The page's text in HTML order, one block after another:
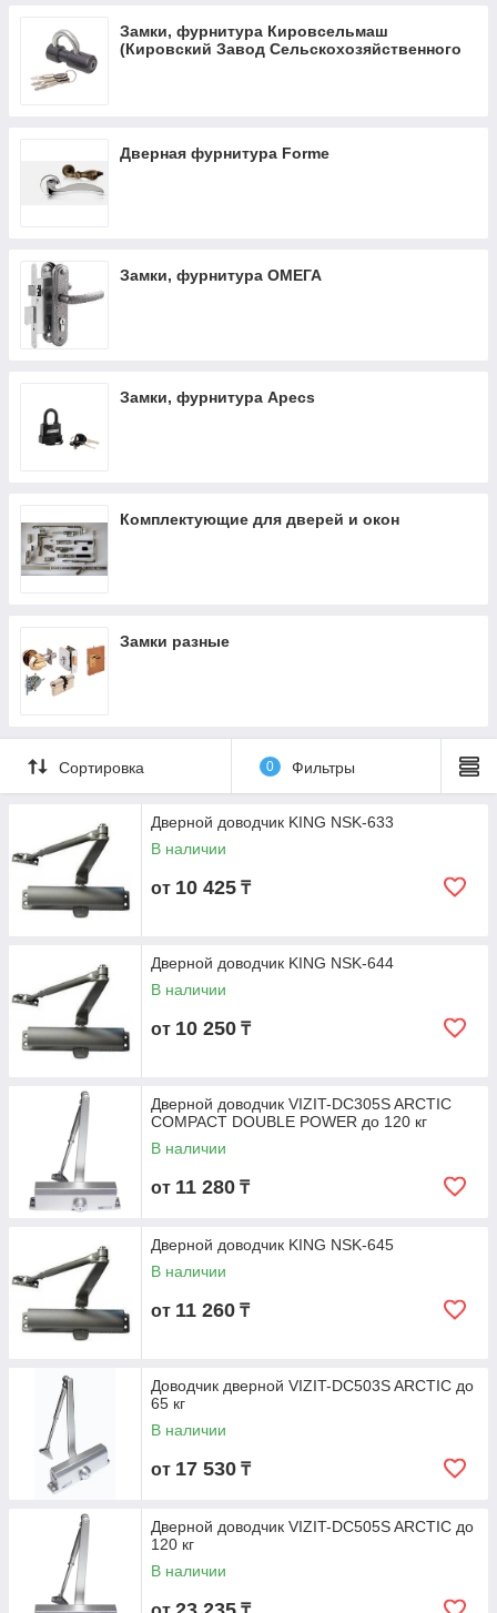
Замки, фурнитура Кировсельмаш
(Кировский Завод Сельскохозяйственного
Дверная фурнитура Forme
Замки, фурнитура ОМЕГА
Замки, фурнитура Apecs
Комплектующие для дверей и окон
Замки разные
Сортировка 0 Фильтры
Дверной доводчик KING NSK-633
В наличии
от 10 425 ₸
Дверной доводчик KING NSK-644
В наличии
от 10 250 ₸
Дверной доводчик VIZIT-DC305S ARCTIC
COMPACT DOUBLE POWER до 120 кг
В наличии
от 11 280 ₸
Дверной доводчик KING NSK-645
В наличии
от 11 260 ₸
Доводчик дверной VIZIT-DC503S ARCTIC до
65 кг
В наличии
от 17 530 ₸
Дверной доводчик VIZIT-DC505S ARCTIC до
120 кг
В наличии